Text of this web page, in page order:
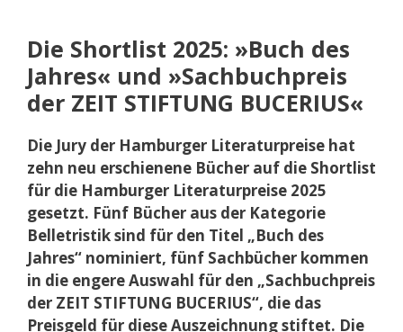
Die Shortlist 2025: »Buch des
Jahres« und »Sachbuchpreis
der ZEIT STIFTUNG BUCERIUS«
Die Jury der Hamburger Literaturpreise hat
zehn neu erschienene Bücher auf die Shortlist
für die Hamburger Literaturpreise 2025
gesetzt. Fünf Bücher aus der Kategorie
Belletristik sind für den Titel „Buch des
Jahres“ nominiert, fünf Sachbücher kommen
in die engere Auswahl für den „Sachbuchpreis
der ZEIT STIFTUNG BUCERIUS“, die das
Preisgeld für diese Auszeichnung stiftet. Die